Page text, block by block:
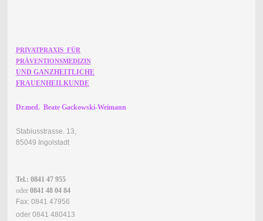
PRIVATPRAXIS FÜR
PRÄVENTIONSMEDIZIN
UND GANZHEITLICHE
FRAUENHEILKUNDE
Dr.med. Beate Gackowski-Weimann
Stabiusstrasse. 13,
85049 Ingolstadt
Tel.: 0841 47 955
oder 0841 48 04 84
Fax: 0841 47956
oder 0841 480413